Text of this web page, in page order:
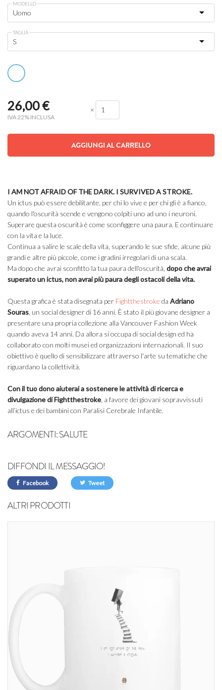
MODELLO
TAGLIA
26,00€
IVA 22% INCLUSA
×
AGGIUNGI AL CARRELLO
I AM NOT AFRAID OF THE DARK. I SURVIVED A STROKE.
Un ictus può essere debilitante, per chi lo vive e per chi gli è a fianco,
quando l'oscurità scende e vengono colpiti uno ad uno i neuroni.
Superare questa oscurità è come sconfiggere una paura. E continuare
con la vita e la luce.
Continua a salire le scale della vita, superando le sue sfide, alcune più
grandi e altre più piccole, come i gradini irregolari di una scala.
Ma dopo che avrai sconfitto la tua paura dell'oscurità, dopo che avrai
superato un ictus, non avrai più paura degli ostacoli della vita.
Questa grafica è stata disegnata per Fightthestroke da Adriano
Souras , un social designer di 16 anni. È stato il più giovane designer a
presentare una propria collezione alla Vancouver Fashion Week
quando aveva 14 anni. Da allora si occupa di social design ed ha
collaborato con molti musei ed organizzazioni internazionali. Il suo
obiettivo è quello di sensibilizzare attraverso l'arte su tematiche che
riguardano la collettività.
Con il tuo dono aiuterai a sostenere le attività di ricerca e
divulgazione di Fightthestroke , a favore dei giovani sopravvissuti
all’ictus e dei bambini con Paralisi Cerebrale Infantile.
ARGOMENTI:SALUTE
DIFFONDI IL MESSAGGIO!
Facebook Tweet
ALTRI PRODOTTI